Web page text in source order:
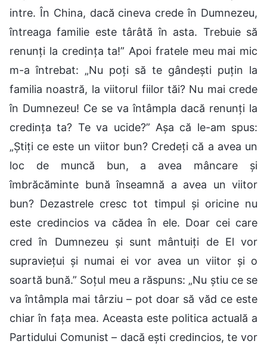
intre. În China, dacă cineva crede în Dumnezeu,
întreaga familie este târâtă în asta. Trebuie să
renunți la credința ta!” Apoi fratele meu mai mic
m-a întrebat: „Nu poți să te gândești puțin la
familia noastră, la viitorul fiilor tăi? Nu mai crede
în Dumnezeu! Ce se va întâmpla dacă renunți la
credința ta? Te va ucide?” Așa că le-am spus:
„Știți ce este un viitor bun? Credeți că a avea un
loc de muncă bun, a avea mâncare și
îmbrăcăminte bună înseamnă a avea un viitor
bun? Dezastrele cresc tot timpul și oricine nu
este credincios va cădea în ele. Doar cei care
cred în Dumnezeu și sunt mântuiți de El vor
supraviețui și numai ei vor avea un viitor și o
soartă bună.” Soțul meu a răspuns: „Nu știu ce se
va întâmpla mai târziu – pot doar să văd ce este
chiar în fața mea. Aceasta este politica actuală a
Partidului Comunist – dacă ești credincios, te vor